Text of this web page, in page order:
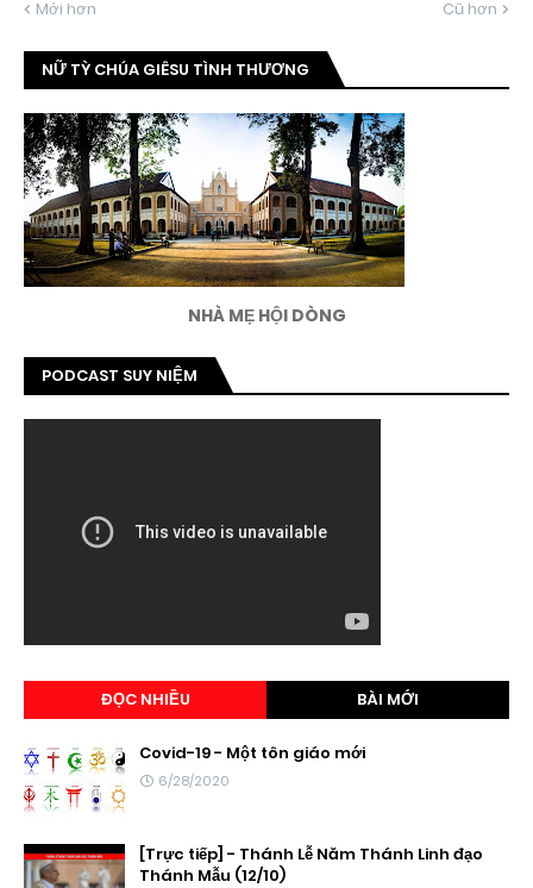
Mới hơn Cũ hơn
NỮ TỲ CHÚA GIÊSU TÌNH THƯƠNG
NHÀ MẸ HỘI DÒNG
PODCAST SUY NIỆM
ĐỌC NHIỀU BÀI MỚI
Covid-19 - Một tôn giáo mới
6/28/2020
[Trực tiếp] - Thánh Lễ Năm Thánh Linh đạo
Thánh Mẫu (12/10)